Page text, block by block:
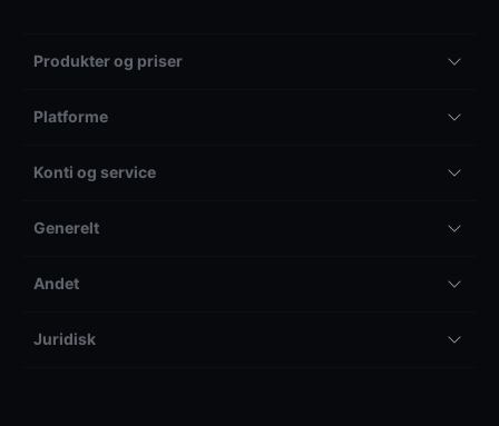
Produkter og priser
Platforme
Konti og service
Generelt
Andet
Juridisk